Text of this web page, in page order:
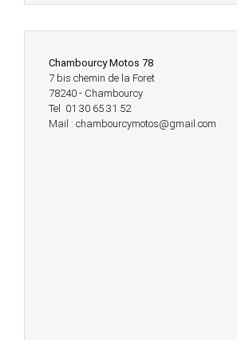
Chambourcy Motos 78
7 bis chemin de la Foret
78240 - Chambourcy
Tel 01 30 65 31 52
Mail : chambourcymotos@gmail.com